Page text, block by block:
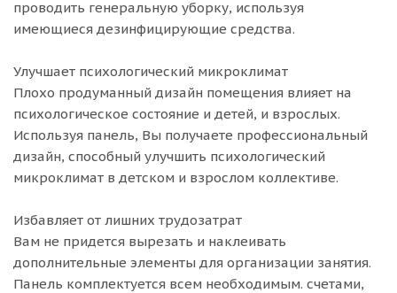
проводить генеральную уборку, используя
имеющиеся дезинфицирующие средства.
Улучшает психологический микроклимат
Плохо продуманный дизайн помещения влияет на
психологическое состояние и детей, и взрослых.
Используя панель, Вы получаете профессиональный
дизайн, способный улучшить психологический
микроклимат в детском и взрослом коллективе.
Избавляет от лишних трудозатрат
Вам не придется вырезать и наклеивать
дополнительные элементы для организации занятия.
Панель комплектуется всем необходимым. счетами,